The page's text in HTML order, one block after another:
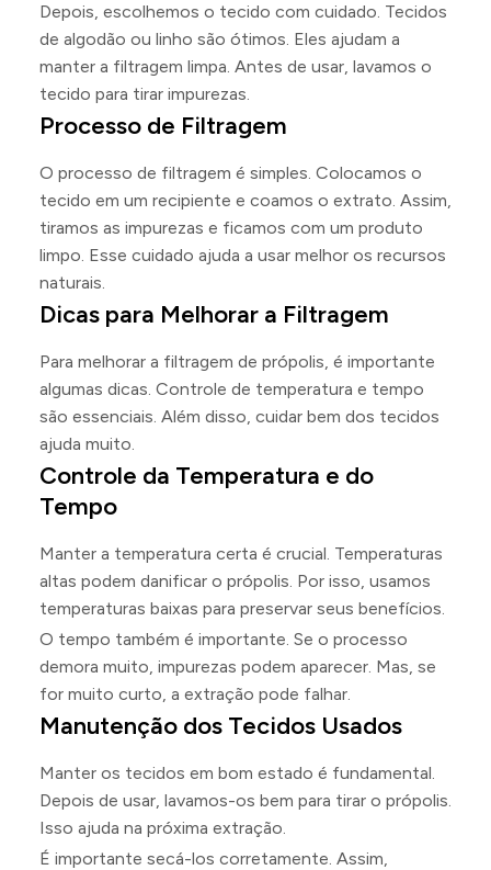
Depois, escolhemos o tecido com cuidado. Tecidos
de algodão ou linho são ótimos. Eles ajudam a
manter a filtragem limpa. Antes de usar, lavamos o
tecido para tirar impurezas.
Processo de Filtragem
O processo de filtragem é simples. Colocamos o
tecido em um recipiente e coamos o extrato. Assim,
tiramos as impurezas e ficamos com um produto
limpo. Esse cuidado ajuda a usar melhor os recursos
naturais.
Dicas para Melhorar a Filtragem
Para melhorar a filtragem de própolis, é importante
algumas dicas. Controle de temperatura e tempo
são essenciais. Além disso, cuidar bem dos tecidos
ajuda muito.
Controle da Temperatura e do
Tempo
Manter a temperatura certa é crucial. Temperaturas
altas podem danificar o própolis. Por isso, usamos
temperaturas baixas para preservar seus benefícios.
O tempo também é importante. Se o processo
demora muito, impurezas podem aparecer. Mas, se
for muito curto, a extração pode falhar.
Manutenção dos Tecidos Usados
Manter os tecidos em bom estado é fundamental.
Depois de usar, lavamos-os bem para tirar o própolis.
Isso ajuda na próxima extração.
É importante secá-los corretamente. Assim,